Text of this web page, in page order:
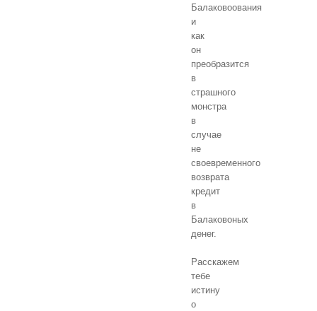
Балаковоования
и
как
он
преобразится
в
страшного
монстра
в
случае
не
своевременного
возврата
кредит
в
Балаковоных
денег.
Расскажем
тебе
истину
о